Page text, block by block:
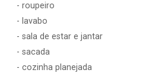
- roupeiro
- lavabo
- sala de estar e jantar
- sacada
- cozinha planejada